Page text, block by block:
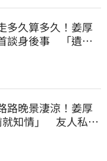
多久算多久！姜厚
談身後事 「遺囑
路晚景淒涼！姜厚
就知情」 友人私下